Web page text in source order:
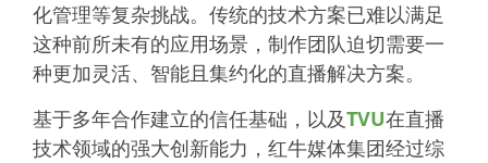
化管理等复杂挑战。传统的技术方案已难以满足
这种前所未有的应用场景，制作团队迫切需要一
种更加灵活、智能且集约化的直播解决方案。
基于多年合作建立的信任基础，以及TVU在直播
技术领域的强大创新能力，红牛媒体集团经过综